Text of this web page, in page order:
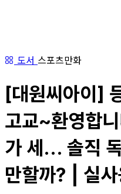
도서 스포츠만화
[대원씨아이]
고교~환영합
가 세... 솔직
만할까? | 실